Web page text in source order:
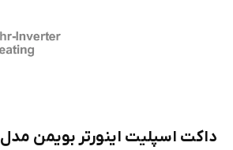
داکت اسپلیت اینورتر بویمن مدل